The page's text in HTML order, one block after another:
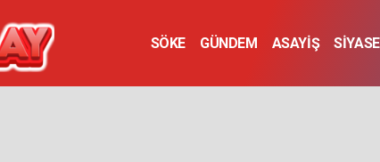
SÖKE GÜNDEM ASAYİŞ